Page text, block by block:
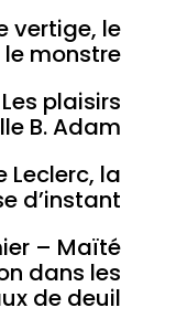
vertige, le
monstre
plaisirs
B. Adam
Leclerc, la
d’instant
– Maïté
dans les
de deuil